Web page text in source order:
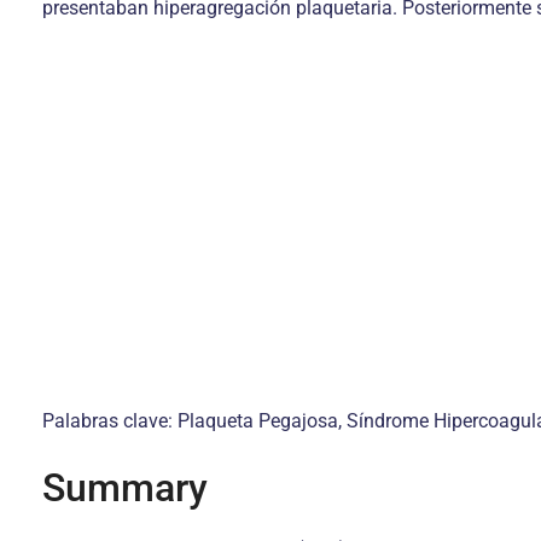
presentaban hiperagregación plaquetaria.
Palabras clave: Plaqueta Pegajosa, Síndrome
Summary